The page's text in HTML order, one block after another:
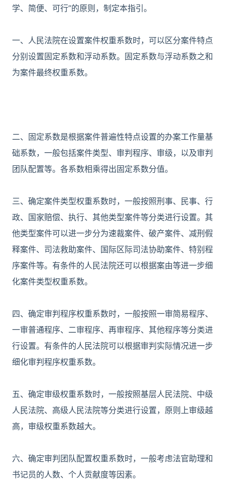
学、简便、可行”的原则，制定本指引。
一、人民法院在设置案件权重系数时，可以区分案件特点
分别设置固定系数和浮动系数。固定系数与浮动系数之和
为案件最终权重系数。
二、固定系数是根据案件普遍性特点设置的办案工作量基
础系数，一般包括案件类型、审判程序、审级，以及审判
团队配置等。各系数相乘得出固定系数分值。
三、确定案件类型权重系数时，一般按照刑事、民事、行
政、国家赔偿、执行、其他类型案件等分类进行设置。其
他类型案件可以进一步分为速裁案件、破产案件、减刑假
释案件、司法救助案件、国际区际司法协助案件、特别程
序案件等。有条件的人民法院还可以根据案由等进一步细
化案件类型权重系数。
四、确定审判程序权重系数时，一般按照一审简易程序、
一审普通程序、二审程序、再审程序、其他程序等分类进
行设置。有条件的人民法院可以根据审判实际情况进一步
细化审判程序权重系数。
五、确定审级权重系数时，一般按照基层人民法院、中级
人民法院、高级人民法院等分类进行设置，原则上审级越
高，审级权重系数越大。
六、确定审判团队配置权重系数时，一般考虑法官助理和
书记员的人数、个人贡献度等因素。